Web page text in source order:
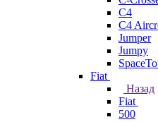
C4
C4
Jumper
Jumpy
Fiat
Назад
Fiat
500